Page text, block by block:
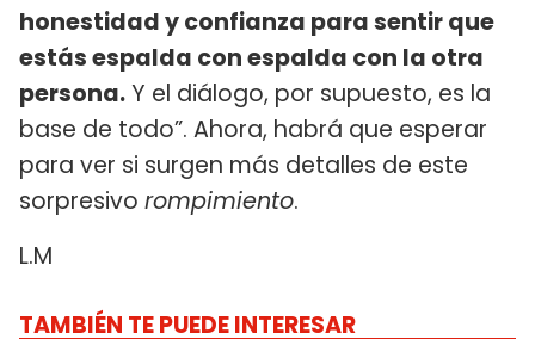
honestidad y confianza para sentir que
estás espalda con espalda con la otra
persona.Y el diálogo, por supuesto, es la
base de todo”. Ahora, habrá que esperar
para ver si surgen más detalles de este
sorpresivo rompimiento.
L.M
TAMBIÉN TE PUEDE INTERESAR